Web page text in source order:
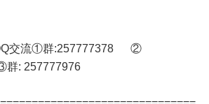
交流①群:257777378 ②
: 257777976